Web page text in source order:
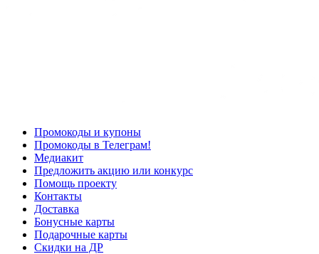
Промокоды и купоны
Промокоды в Телеграм!
Медиакит
Предложить акцию или конкурс
Помощь проекту
Контакты
Доставка
Бонусные карты
Подарочные карты
Скидки на ДР